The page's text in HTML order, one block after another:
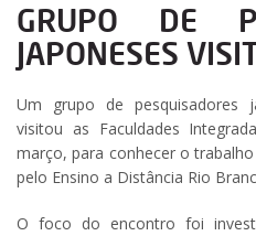
GRUPO DE
JAPONESES
Um grupo de pesquisadores
visitou as Faculdades
março, para conhecer o
pelo Ensino a Distância Rio
O foco do encontro foi